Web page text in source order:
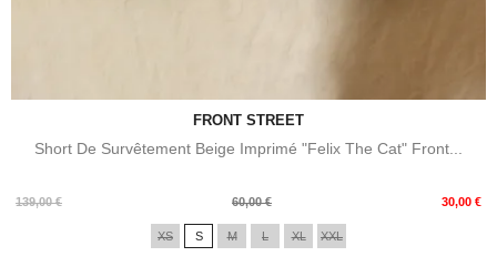
FRONT STREET
Short De Survêtement Beige Imprimé "Felix The Cat" Front...
139,00 €
Prix
60,00 € 30,00 €
Prix
XS S M L XL XXL